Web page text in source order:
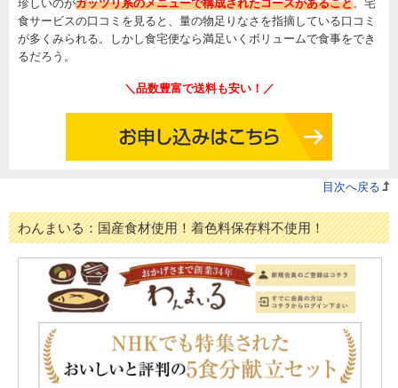
珍しいのがガッツリ系のメニューで構成されたコースがあること。宅
食サービスの口コミを見ると、量の物足りなさを指摘している口コミ
が多くみられる。しかし食宅便なら満足いくボリュームで食事をでき
るだろう。
＼品数豊富で送料も安い！／
目次へ戻る
わんまいる：国産食材使用！着色料保存料不使用！